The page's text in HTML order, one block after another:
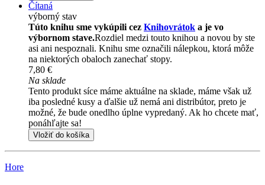
Čítaná
výborný stav
Túto knihu sme vykúpili cez Knihovrátok a je vo
výbornom stave.Rozdiel medzi touto knihou a novou by ste
asi ani nespoznali. Knihu sme označili nálepkou, ktorá môže
na niektorých obaloch zanechať stopy.
7,80 €
Na sklade
Tento produkt síce máme aktuálne na sklade, máme však už
iba posledné kusy a ďalšie už nemá ani distribútor, preto je
možné, že bude onedlho úplne vypredaný. Ak ho chcete mať,
ponáhľajte sa!
Vložiť do košíka
Hore